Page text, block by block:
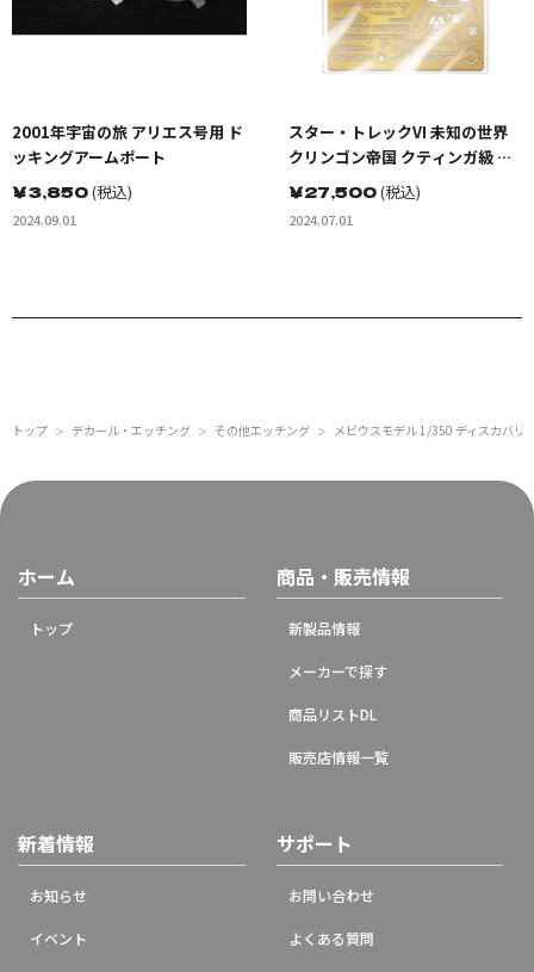
2001年宇宙の旅 アリエス号用 ド
ッキングアームポート
￥3,850(税込)
2024.09.01
スター・トレックVI 未知の世界
クリンゴン帝国 クティンガ級 巡
洋戦艦 IKS クロノス・ワン用
￥27,500(税込)
2024.07.01
トップ ＞ デカール・エッチング ＞ その他エッチング ＞ メビウスモデル 1/350 ディスカバリ
ホーム
トップ
商品・販売情報
新製品情報
メーカーで探す
商品リストDL
販売店情報一覧
新着情報
お知らせ
イベント
サポート
お問い合わせ
よくある質問